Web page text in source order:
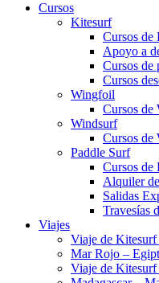
Cursos
Kitesurf
Cursos de
Apoyo a
Cursos de
Cursos
Wingfoil
Cursos de
Windsurf
Cursos de
Paddle Surf
Cursos de
Alquiler
Salidas
Travesías
Viajes
Viaje de Kitesurf
Mar Rojo –
Viaje de